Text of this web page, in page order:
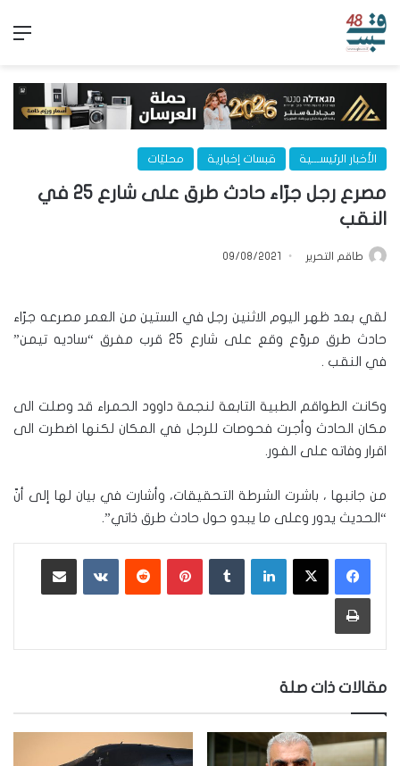
الأخبار الرئيســـية قبسات إخبارية محليّات
مصرع رجل جرّاء حادث طرق على شارع 25 في
النقب
طاقم التحرير 09/08/2021
لقي بعد ظهر اليوم الاثنين رجل في الستين من العمر مصرعه جرّاء
حادث طرق مروّع وقع على شارع 25 قرب مفرق “ساديه تيمن”
في النقب .
وكانت الطواقم الطبية التابعة لنجمة داوود الحمراء قد وصلت الى
مكان الحادث وأجرت فحوصات للرجل في المكان لكنها اضطرت الى
اقرار وفاته على الفور.
من جانبها ، باشرت الشرطة التحقيقات، وأشارت في بيان لها إلى أنّ
“الحديث يدور وعلى ما يبدو حول حادث طرق ذاتي”.
لينكدإن بينتيريست ‏VKontakte
طباعة
مقالات ذات صلة